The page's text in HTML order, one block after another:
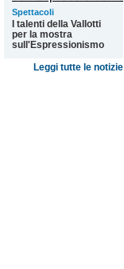
Spettacoli
I talenti della Vallotti
per la mostra
sull'Espressionismo
Leggi tutte le notizie